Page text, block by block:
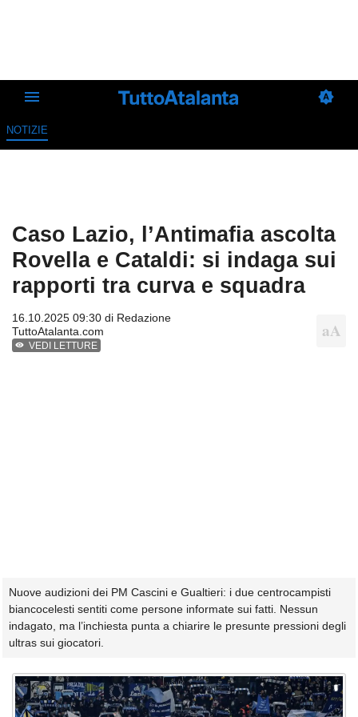
NOTIZIE
Caso Lazio, l’Antimafia ascolta
Rovella e Cataldi: si indaga sui
rapporti tra curva e squadra
16.10.2025 09:30 di Redazione
TuttoAtalanta.com
VEDI LETTURE
Nuove audizioni dei PM Cascini e Gualtieri: i due centrocampisti
biancocelesti sentiti come persone informate sui fatti. Nessun
indagato, ma l’inchiesta punta a chiarire le presunte pressioni degli
ultras sui giocatori.